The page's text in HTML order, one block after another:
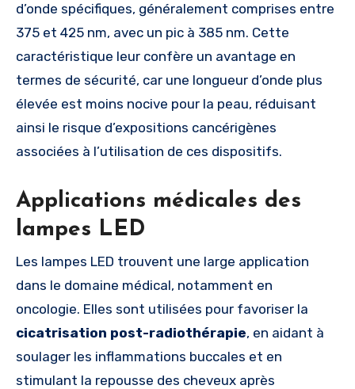
d’onde spécifiques, généralement comprises entre
375 et 425 nm, avec un pic à 385 nm. Cette
caractéristique leur confère un avantage en
termes de sécurité, car une longueur d’onde plus
élevée est moins nocive pour la peau, réduisant
ainsi le risque d’expositions cancérigènes
associées à l’utilisation de ces dispositifs.
Applications médicales des
lampes LED
Les lampes LED trouvent une large application
dans le domaine médical, notamment en
oncologie. Elles sont utilisées pour favoriser la
cicatrisation post-radiothérapie, en aidant à
soulager les inflammations buccales et en
stimulant la repousse des cheveux après